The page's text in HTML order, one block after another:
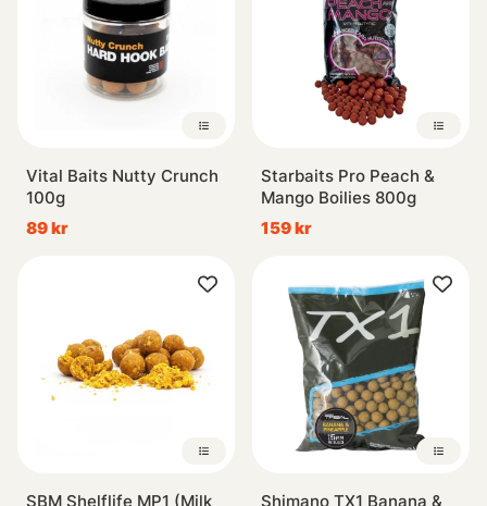
Vital Baits Nutty Crunch
100g
89 kr
Starbaits Pro Peach &
Mango Boilies 800g
159 kr
SBM Shelflife MP1 (Milk
Shimano TX1 Banana &